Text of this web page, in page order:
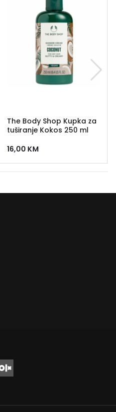
The Body Shop Kupka za
tuširanje Kokos 250 ml
16,00 KM